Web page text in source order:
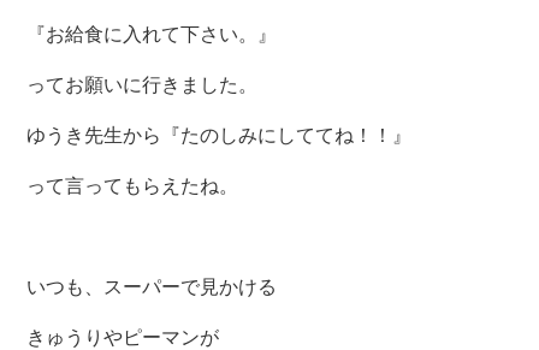
『お給食に入れて下さい。』
ってお願いに行きました。
ゆうき先生から『たのしみにしててね！！』
って言ってもらえたね。
いつも、スーパーで見かける
きゅうりやピーマンが